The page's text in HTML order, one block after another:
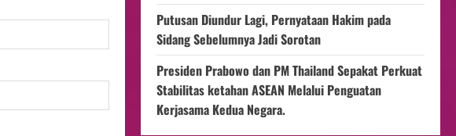
Putusan Diundur Lagi, Pernyataan Hakim pada
Sidang Sebelumnya Jadi Sorotan
Presiden Prabowo dan PM Thailand Sepakat Perkuat
Stabilitas ketahan ASEAN Melalui Penguatan
Kerjasama Kedua Negara.